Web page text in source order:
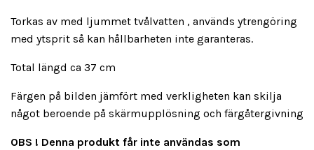
Torkas av med ljummet tvålvatten , används ytrengöring
med ytsprit så kan hållbarheten inte garanteras.
Total längd ca 37 cm
Färgen på bilden jämfört med verkligheten kan skilja
något beroende på skärmupplösning och färgåtergivning
OBS ! Denna produkt får inte användas som